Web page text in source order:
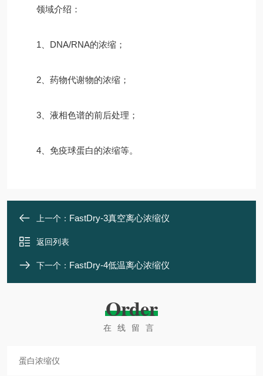
领域介绍：
1、DNA/RNA的浓缩；
2、药物代谢物的浓缩；
3、液相色谱的前后处理；
4、免疫球蛋白的浓缩等。
上一个： FastDry-3真空离心浓缩仪
返回列表
下一个： FastDry-4低温离心浓缩仪
Order
在线留言